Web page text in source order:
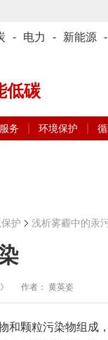
- 电力 - 新能源 -
低碳
务 环境保护
护 浅析雾霾中的汞
》 作者： 黄英姿
和颗粒污染物组成